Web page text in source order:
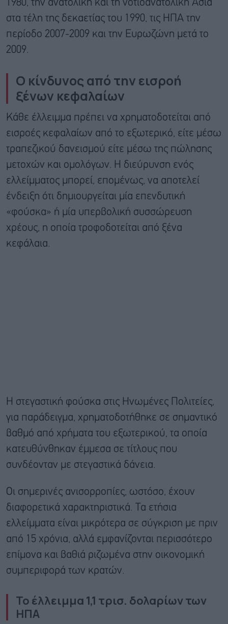
1980, την ανατολική και τη νοτιοανατολική Ασία
στα τέλη της δεκαετίας του 1990, τις ΗΠΑ την
περίοδο 2007-2009 και την Ευρωζώνη μετά το
2009.
Ο κίνδυνος από την εισροή
ξένων κεφαλαίων
Κάθε έλλειμμα πρέπει να χρηματοδοτείται από
εισροές κεφαλαίων από το εξωτερικό, είτε μέσω
τραπεζικού δανεισμού είτε μέσω της πώλησης
μετοχών και ομολόγων. Η διεύρυνση ενός
ελλείμματος μπορεί, επομένως, να αποτελεί
ένδειξη ότι δημιουργείται μία επενδυτική
«φούσκα» ή μία υπερβολική συσσώρευση
χρέους, η οποία τροφοδοτείται από ξένα
κεφάλαια.
Η στεγαστική φούσκα στις Ηνωμένες Πολιτείες,
για παράδειγμα, χρηματοδοτήθηκε σε σημαντικό
βαθμό από χρήματα του εξωτερικού, τα οποία
κατευθύνθηκαν έμμεσα σε τίτλους που
συνδέονταν με στεγαστικά δάνεια.
Οι σημερινές ανισορροπίες, ωστόσο, έχουν
διαφορετικά χαρακτηριστικά. Τα ετήσια
ελλείμματα είναι μικρότερα σε σύγκριση με πριν
από 15 χρόνια, αλλά εμφανίζονται περισσότερο
επίμονα και βαθιά ριζωμένα στην οικονομική
συμπεριφορά των κρατών.
Το έλλειμμα 1,1 τρισ. δολαρίων των
ΗΠΑ